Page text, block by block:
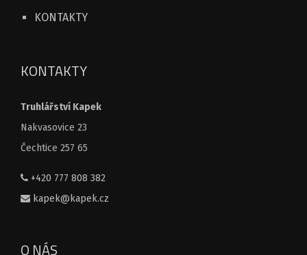
KONTAKTY
KONTAKTY
Truhlářství Kapek
Nakvasovice 23
Čechtice 257 65
+420 777 808 382
kapek@kapek.cz
O NÁS